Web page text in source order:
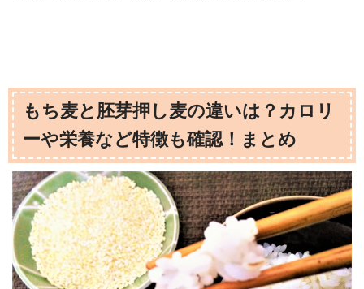
もち麦と胚芽押し麦の違いは？カロリ
ーや栄養など特徴も確認！まとめ